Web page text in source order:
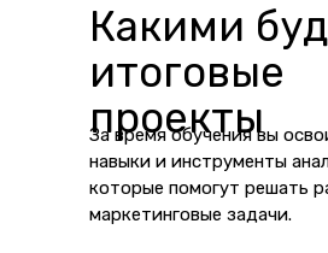
Какими
итоговые
проекты
За время обучения вы
навыки и инструменты
которые помогут решать
маркетинговые задачи.